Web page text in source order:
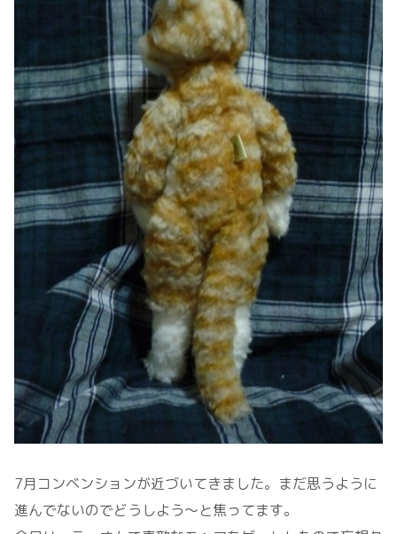
7月コンベンションが近づいてきました。まだ思うように
進んでないのでどうしよう～と焦ってます。